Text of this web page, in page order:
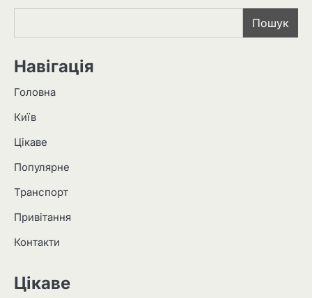
Пошук
Навігація
Головна
Київ
Цікаве
Популярне
Транспорт
Привітання
Контакти
Цікаве